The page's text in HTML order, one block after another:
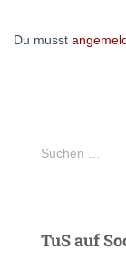
Du musst
S
u
n
Suchen …
TuS auf